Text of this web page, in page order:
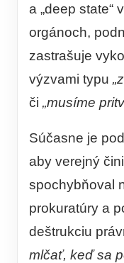
a „deep state“
orgánoch,
zastrašuje
výzvami typu
či „musíme
Súčasne je
aby verejný
spochybňoval
prokuratúry a
deštrukciu
mlčať, keď sa